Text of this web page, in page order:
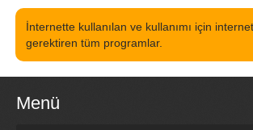
İnternette kullanılan ve kullanımı için
gerektiren tüm programlar.
Menü